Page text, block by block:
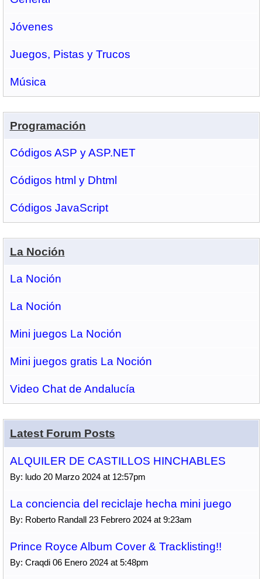
Jóvenes
Juegos, Pistas y Trucos
Música
Programación
Códigos ASP y ASP.NET
Códigos html y Dhtml
Códigos JavaScript
La Noción
La Noción
La Noción
Mini juegos La Noción
Mini juegos gratis La Noción
Video Chat de Andalucía
Latest Forum Posts
ALQUILER DE CASTILLOS HINCHABLES
By: ludo 20 Marzo 2024 at 12:57pm
La conciencia del reciclaje hecha mini juego
By: Roberto Randall 23 Febrero 2024 at 9:23am
Prince Royce Album Cover & Tracklisting!!
By: Craqdi 06 Enero 2024 at 5:48pm